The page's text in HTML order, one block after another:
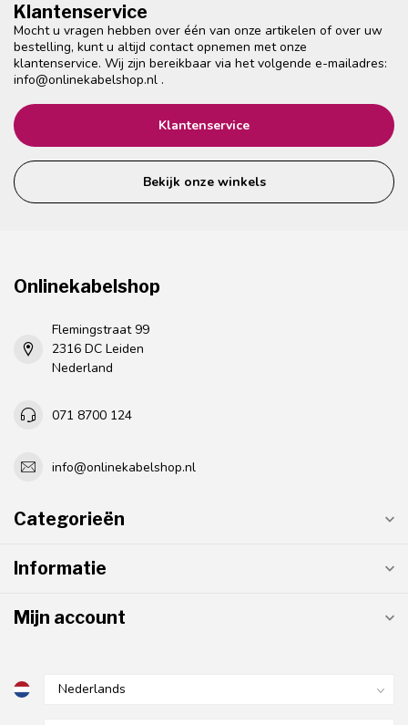
Klantenservice
Mocht u vragen hebben over één van onze artikelen of over uw
bestelling, kunt u altijd contact opnemen met onze
klantenservice. Wij zijn bereikbaar via het volgende e-mailadres:
info@onlinekabelshop.nl .
Klantenservice
Bekijk onze winkels
Onlinekabelshop
Flemingstraat 99
2316 DC Leiden
Nederland
071 8700 124
info@onlinekabelshop.nl
Categorieën
Informatie
Mijn account